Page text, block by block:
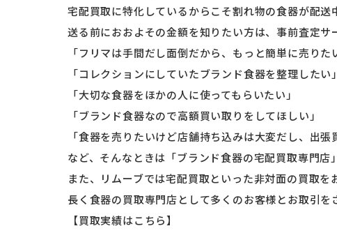
宅配買取に特化しているからこそ割れ物の食器が配送
送る前におおよその金額を知りたい方は、事前査定サ
「フリマは手間だし面倒だから、もっと簡単に売りた
「コレクションにしていたブランド食器を整理したい」
「大切な食器をほかの人に使ってもらいたい」
「ブランド食器なので高額買い取りをしてほしい」
「食器を売りたいけど店舗持ち込みは大変だし、出
など、そんなときは「ブランド食器の宅配買取専門店
また、リムーブでは宅配買取といった非対面の買取
長く食器の買取専門店として多くのお客様とお取引
【買取実績はこちら】